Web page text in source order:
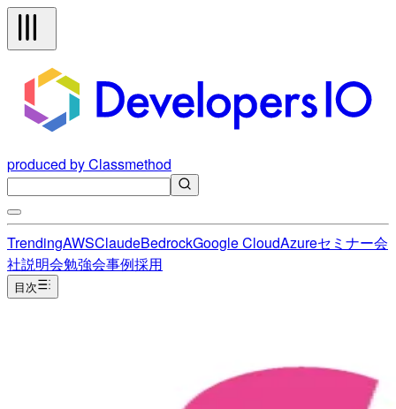
produced by Classmethod
TrendingAWSClaudeBedrockGoogle CloudAzureセミナー会
社説明会勉強会事例採用
目次